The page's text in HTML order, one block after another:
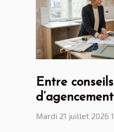
Entre conseils
: le rôle clé du
Mardi 21 juillet 2026